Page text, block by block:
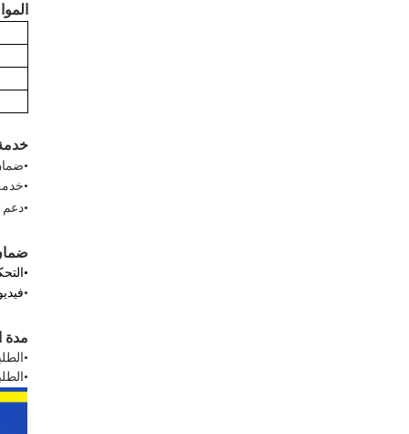
•
•خدمة ما
•دعم
•
•
مدة
•
•